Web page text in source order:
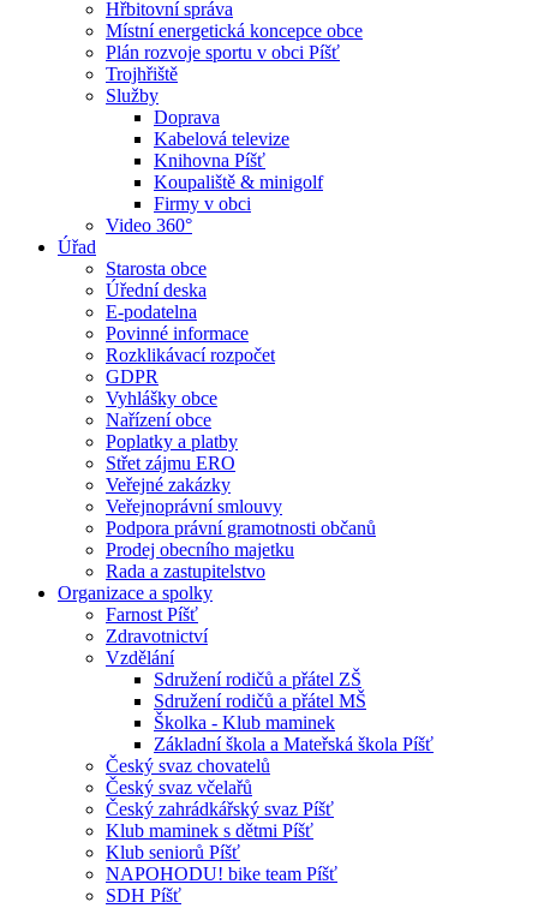
Hřbitovní správa
Místní energetická koncepce obce
Plán rozvoje sportu v obci Píšť
Trojhřiště
Služby
Doprava
Kabelová televize
Knihovna Píšť
Koupaliště & minigolf
Firmy v obci
Video 360°
Úřad
Starosta obce
Úřední deska
E-podatelna
Povinné informace
Rozklikávací rozpočet
GDPR
Vyhlášky obce
Nařízení obce
Poplatky a platby
Střet zájmu ERO
Veřejné zakázky
Veřejnoprávní smlouvy
Podpora právní gramotnosti občanů
Prodej obecního majetku
Rada a zastupitelstvo
Organizace a spolky
Farnost Píšť
Zdravotnictví
Vzdělání
Sdružení rodičů a přátel ZŠ
Sdružení rodičů a přátel MŠ
Školka - Klub maminek
Základní škola a Mateřská škola Píšť
Český svaz chovatelů
Český svaz včelařů
Český zahrádkářský svaz Píšť
Klub maminek s dětmi Píšť
Klub seniorů Píšť
NAPOHODU! bike team Píšť
SDH Píšť